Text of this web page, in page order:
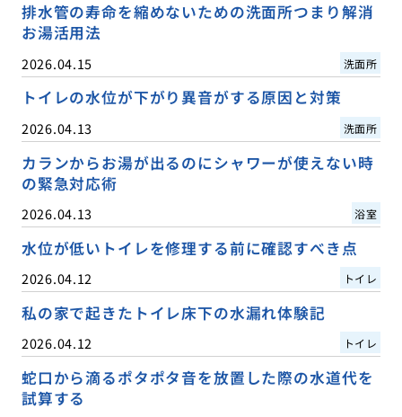
排水管の寿命を縮めないための洗面所つまり解消
お湯活用法
2026.04.15 洗面所
トイレの水位が下がり異音がする原因と対策
2026.04.13 洗面所
カランからお湯が出るのにシャワーが使えない時
の緊急対応術
2026.04.13 浴室
水位が低いトイレを修理する前に確認すべき点
2026.04.12 トイレ
私の家で起きたトイレ床下の水漏れ体験記
2026.04.12 トイレ
蛇口から滴るポタポタ音を放置した際の水道代を
試算する